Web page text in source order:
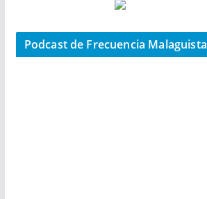
Podcast de Frecuencia Malaguista